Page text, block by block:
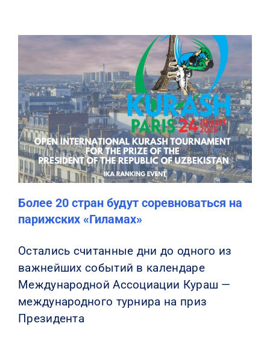
Более 20 стран будут соревноваться на
парижских «Гиламах»
Остались считанные дни до одного из
важнейших событий в календаре
Международной Ассоциации Кураш —
международного турнира на приз
Президента